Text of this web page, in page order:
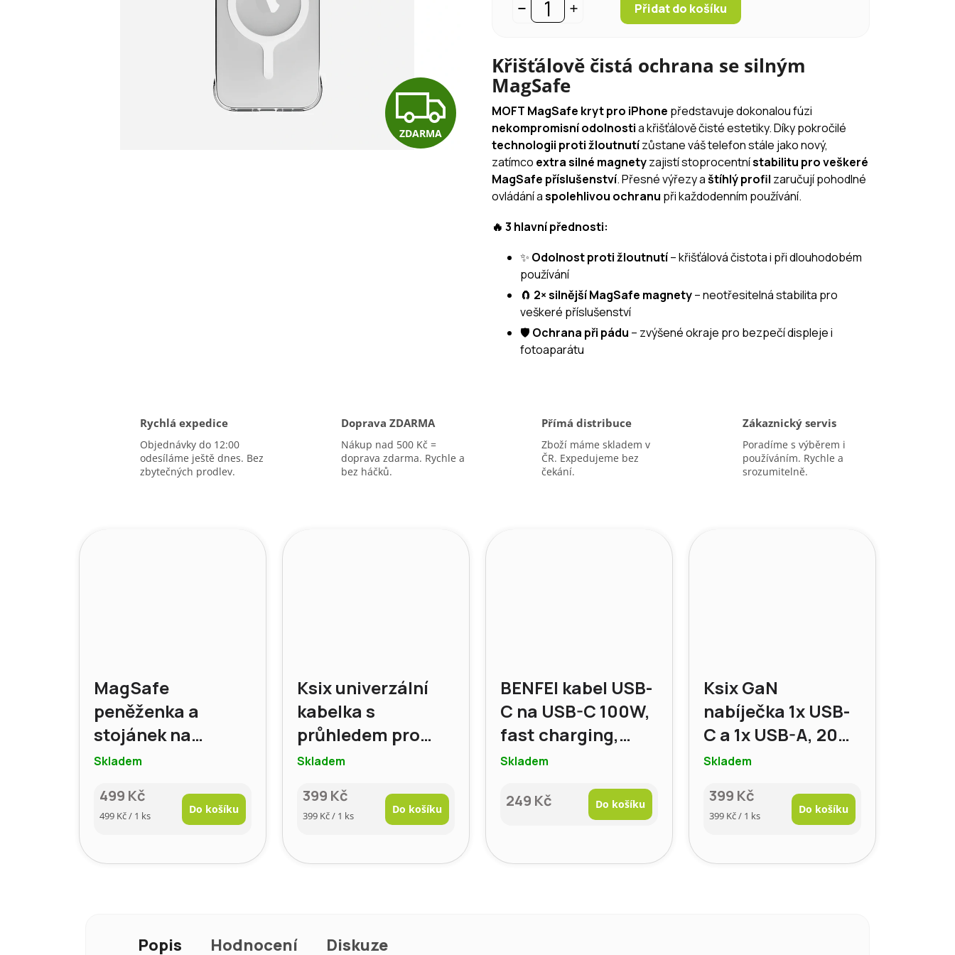
Z
D
ZDARMA
Přidat do košíku
Křišťálově čistá ochrana se silným
MagSafe
MOFT MagSafe kryt pro iPhone představuje dokonalou fúzi
nekompromisní odolnostia křišťálově čisté estetiky. Díky pokročilé
technologii proti žloutnutízůstane váš telefon stále jako nový,
zatímco extra silné magnetyzajistí stoprocentnístabilitu pro veškeré
MagSafe příslušenství. Přesné výřezy aštíhlý profil zaručují pohodlné
ovládání aspolehlivou ochranu při každodenním používání.
🔥 3 hlavní přednosti:
✨ Odolnost proti žloutnutí– křišťálová čistota i při dlouhodobém
používání
🧲 2× silnější MagSafe magnety– neotřesitelná stabilita pro
veškeré příslušenství
🛡️ Ochrana při pádu – zvýšené okraje pro bezpečí displeje i
fotoaparátu
Rychlá expedice
Objednávky do 12:00
odesíláme ještě dnes. Bez
zbytečných prodlev.
Doprava ZDARMA
Nákup nad 500 Kč =
doprava zdarma. Rychle a
bez háčků.
Přímá distribuce
Zboží máme skladem v
ČR. Expedujeme bez
čekání.
Zákaznický servis
Poradíme s výběrem i
používáním. Rychle a
srozumitelně.
MagSafe
peněženka a
stojánek na
iPhone – MOFT,
Skladem
499 Kč
Měrná
499 Kč / 1 ks
Do košíku
Ksix univerzální
kabelka s
průhledem pro
Smartphone,
Skladem
399 Kč
Měrná
399 Kč / 1 ks
Do košíku
BENFEI kabel USB-
C na USB-C 100W,
fast charging,
délka 1 m
Skladem
249 Kč Do košíku
Ksix GaN
nabíječka 1x USB-
C a 1x USB-A, 20W,
PD, PPS
Skladem
399 Kč
Měrná
399 Kč / 1 ks
Do košíku
Popis Hodnocení Diskuze